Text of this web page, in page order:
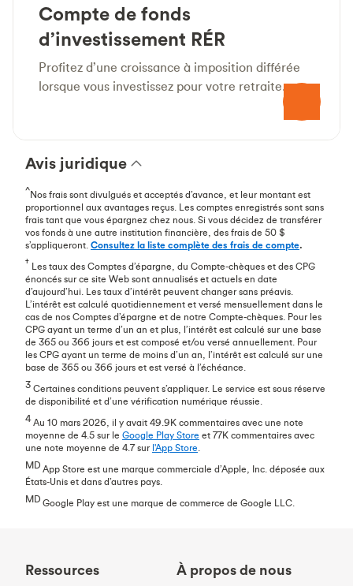
Compte de fonds
d’investissement RÉR
Profitez d’une croissance à imposition différée
lorsque vous investissez pour votre retraite.
Avis juridique
^Nos frais sont divulgués et acceptés d’avance, et leur montant est
proportionnel aux avantages reçus. Les comptes enregistrés sont sans
frais tant que vous épargnez chez nous. Si vous décidez de transférer
vos fonds à une autre institution financière, des frais de 50 $
s’appliqueront. Consultez la liste complète des frais de compte.
† Les taux des Comptes d’épargne, du Compte-chèques et des CPG
énoncés sur ce site Web sont annualisés et actuels en date
d’aujourd’hui. Les taux d’intérêt peuvent changer sans préavis.
L’intérêt est calculé quotidiennement et versé mensuellement dans le
cas de nos Comptes d’épargne et de notre Compte-chèques. Pour les
CPG ayant un terme d’un an et plus, l’intérêt est calculé sur une base
de 365 ou 366 jours et est composé et/ou versé annuellement. Pour
les CPG ayant un terme de moins d’un an, l’intérêt est calculé sur une
base de 365 ou 366 jours et est versé à l’échéance.
3 Certaines conditions peuvent s’appliquer. Le service est sous réserve
de disponibilité et d’une vérification numérique réussie.
4Au 10 mars 2026, il y avait 49.9K commentaires avec une note
moyenne de 4.5 sur le Google Play Store et 77K commentaires avec
une note moyenne de 4.7 sur l'App Store
MD App Store est une marque commerciale d’Apple, Inc. déposée aux
États-Unis et dans d’autres pays.
MD Google Play est une marque de commerce de Google LLC.
Ressources À propos de nous